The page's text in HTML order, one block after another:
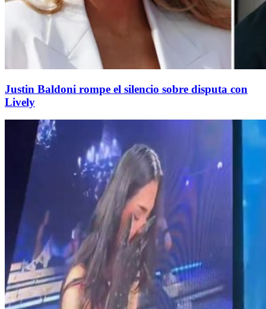
Justin Baldoni rompe el silencio sobre disputa con
Lively